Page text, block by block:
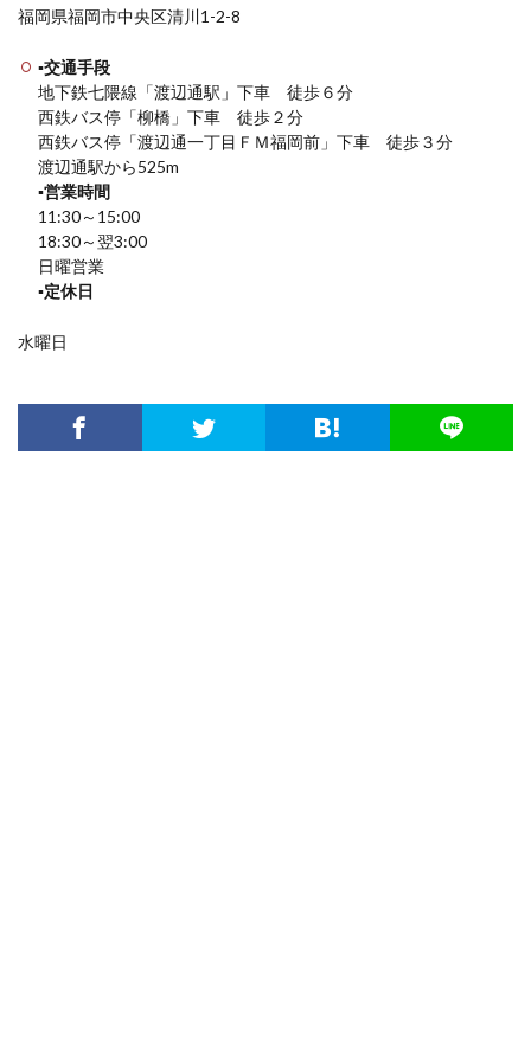
福岡県福岡市中央区清川1-2-8
▪交通手段
地下鉄七隈線「渡辺通駅」下車 徒歩６分
西鉄バス停「柳橋」下車 徒歩２分
西鉄バス停「渡辺通一丁目ＦＭ福岡前」下車 徒歩３分
渡辺通駅から525m
▪営業時間
11:30～15:00
18:30～翌3:00
日曜営業
▪定休日
水曜日